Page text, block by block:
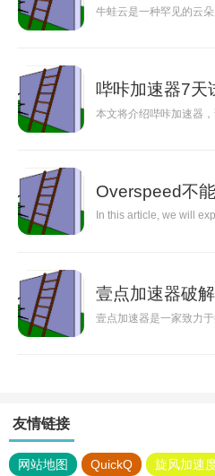
牛蛙云是一种罕见的云
哔咔加速器7天
本文将介绍哔咔加速器
Overspeed不
In this article, we will
壹点加速器破
壹点加速器是一家致力
友情链接
网站地图 QuickQ 旋风加速